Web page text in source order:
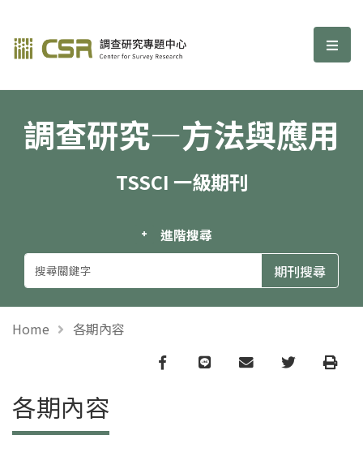
調查研究—方法與應用期刊 選
調查研究—方法與應用
TSSCI 一級期刊
進階搜尋
Home 各期內容
Facebook
line email TwitterPrint
各期內容